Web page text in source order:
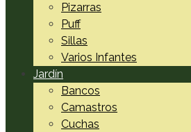
Pizarras
Puff
Sillas
Varios Infantes
Jardín
Bancos
Camastros
Cuchas